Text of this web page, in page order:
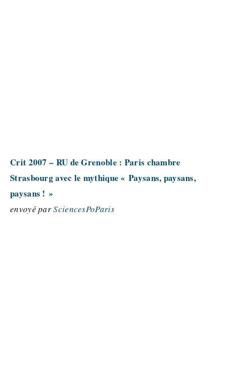
Crit 2007 – RU de Grenoble : Paris chambre
Strasbourg avec le mythique « Paysans, paysans,
paysans ! »
envoyé parSciencesPoParis